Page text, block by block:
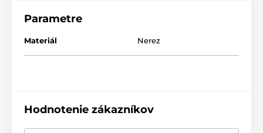
Parametre
Materiál Nerez
Hodnotenie zákazníkov